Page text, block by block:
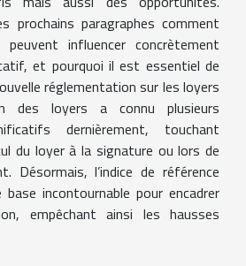
prochains paragraphes comment
influencer concrètement
et pourquoi il est essentiel de
réglementation sur les loyers
des loyers a connu plusieurs
dernièrement, touchant
du loyer à la signature ou lors de
Désormais, l’indice de référence
incontournable pour encadrer
empêchant ainsi les hausses